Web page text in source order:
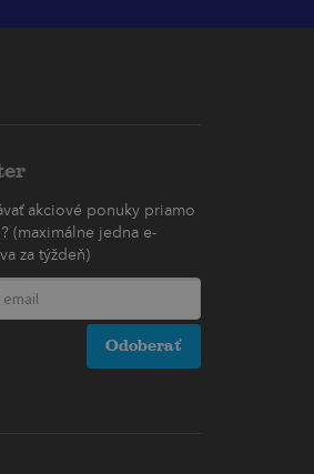
akciové ponuky priamo
(maximálne jedna e-
za týždeň)
Odoberať